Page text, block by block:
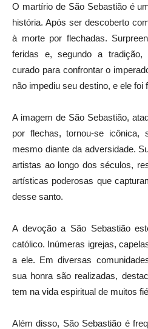
O martírio de São Sebastião é
história. Após ser descoberto
à morte por flechadas.
feridas e, segundo a tradição,
curado para confrontar o
não impediu seu destino, e ele foi
A imagem de São Sebastião,
por flechas, tornou-se icônica,
mesmo diante da adversidade.
artistas ao longo dos séculos,
artísticas poderosas que
desse santo.
A devoção a São Sebastião
católico. Inúmeras igrejas,
a ele. Em diversas
sua honra são realizadas,
tem na vida espiritual de muitos
Além disso, São Sebastião é